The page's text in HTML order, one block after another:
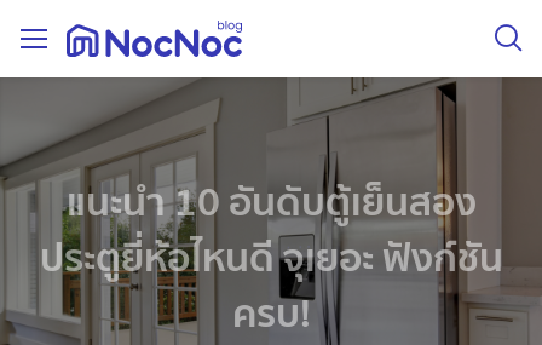
แนะนำ 10 อันดับตู้เย็นสอง
ประตูยี่ห้อไหนดี จุเยอะ ฟังก์ชัน
ครบ!